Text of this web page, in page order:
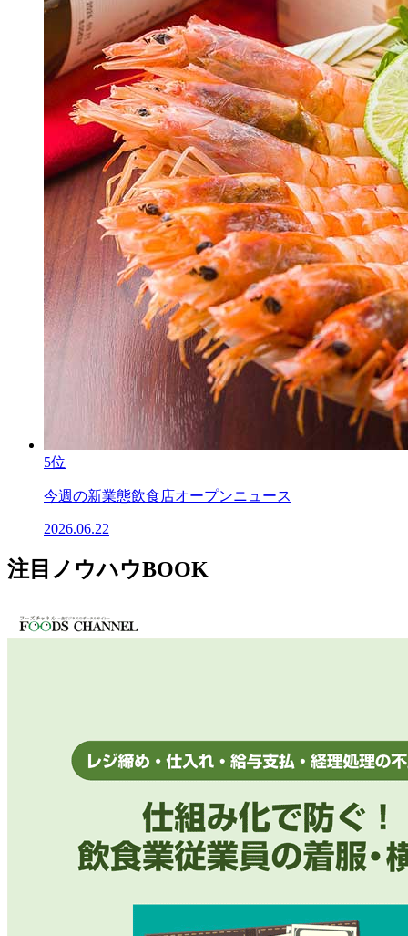
5位
今週の新業態飲食店オープンニュース
2026.06.22
注目ノウハウBOOK